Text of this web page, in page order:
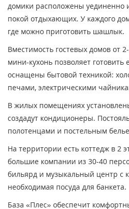
домики расположены уединенно
покой отдыхающих. У каждого
где можно приготовить шашлык.
Вместимость гостевых домов от
мини-кухонь позволяет готовить
оснащены бытовой техникой:
печами, электрическими
В жилых помещениях
создадут кондиционеры.
полотенцами и постельным
На территории есть коттедж в 2
большие компании из 30-40
бильярд и музыкальный центр с
необходимая посуда для банкета.
База «Плес» обеспечит